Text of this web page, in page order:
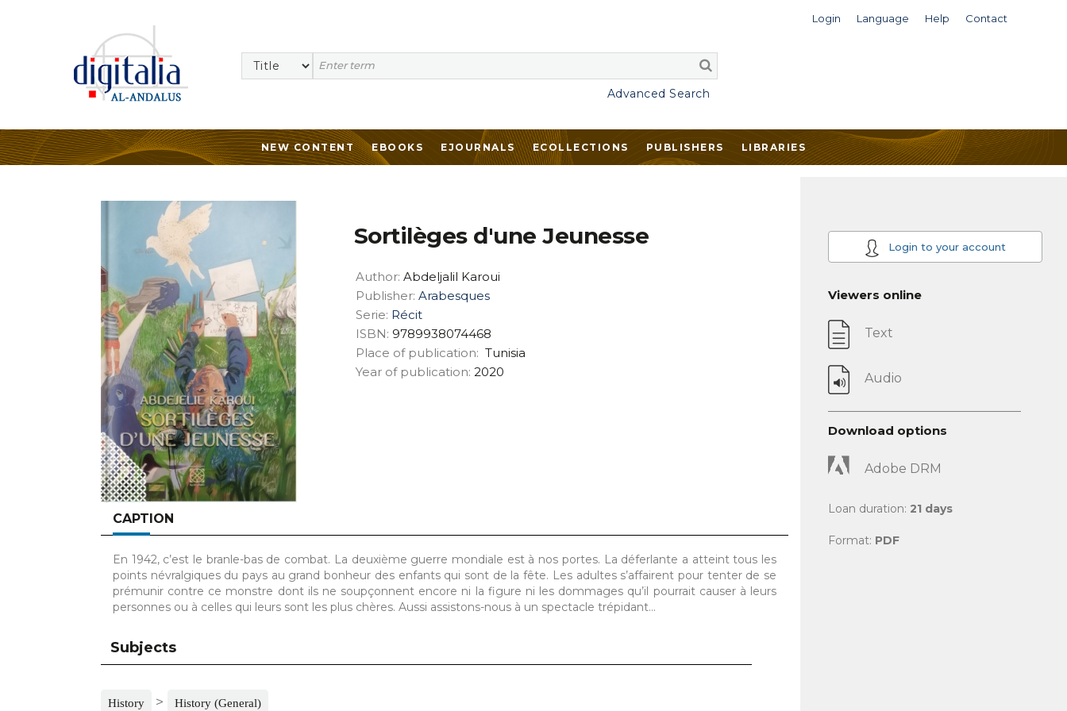
Login Language Help Contact
Advanced Search
NEW CONTENT EBOOKS EJOURNALS ECOLLECTIONS PUBLISHERS LIBRARIES
Sortilèges d'une Jeunesse
Author: Abdeljalil Karoui
Publisher: Arabesques
Serie: Récit
ISBN: 9789938074468
Place of publication: Tunisia
Year of publication: 2020
CAPTION
En 1942, c’est le branle-bas de combat. La deuxième guerre mondiale est à nos portes. La déferlante a atteint tous les
points névralgiques du pays au grand bonheur des enfants qui sont de la fête. Les adultes s’affairent pour tenter de se
prémunir contre ce monstre dont ils ne soupçonnent encore ni la figure ni les dommages qu’il pourrait causer à leurs
personnes ou à celles qui leurs sont les plus chères. Aussi assistons-nous à un spectacle trépidant…
Subjects
History > History (General)
Login to your account
Viewers online
Text
Audio
Download options
Adobe DRM
Loan duration: 21 days
Format: PDF